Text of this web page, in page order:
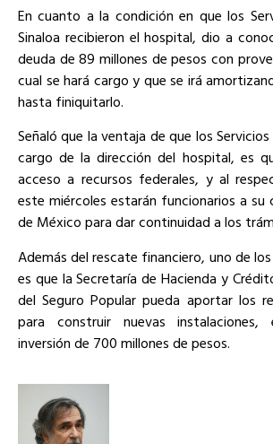
En cuanto a la condición en que los
Sinaloa recibieron el hospital, dio a
deuda de 89 millones de pesos con
cual se hará cargo y que se irá
hasta finiquitarlo.
Señaló que la ventaja de que los
cargo de la dirección del hospital, es
acceso a recursos federales, y al
este miércoles estarán funcionarios a su
de México para dar continuidad a los
Además del rescate financiero, uno de
es que la Secretaría de Hacienda y
del Seguro Popular pueda aportar los
para construir nuevas instalaciones,
inversión de 700 millones de pesos.